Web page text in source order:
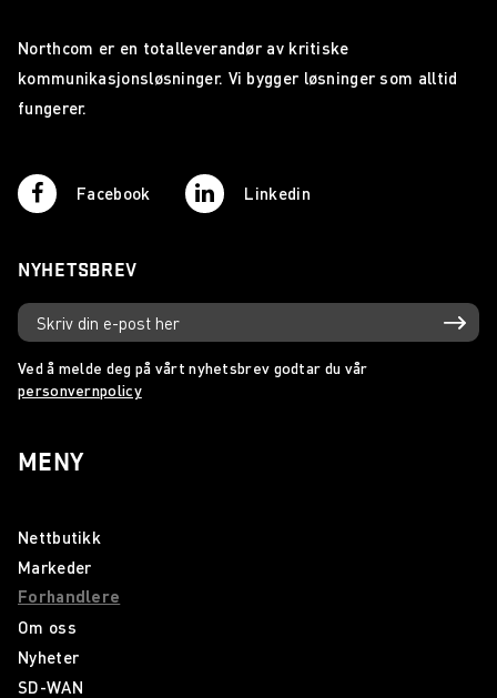
Northcom er en totalleverandør av kritiske
kommunikasjonsløsninger. Vi bygger løsninger som alltid
fungerer.
Facebook Linkedin
NYHETSBREV
Ved å melde deg på vårt nyhetsbrev godtar du vår
personvernpolicy
MENY
Nettbutikk
Markeder
Forhandlere
Om oss
Nyheter
SD-WAN